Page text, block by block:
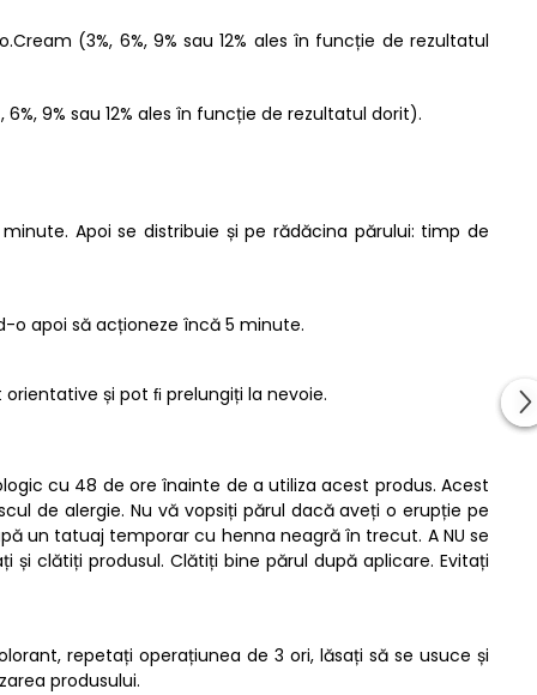
(3%, 6%, 9% sau 12% ales în funcție de rezultatul
9% sau 12% ales în funcție de rezultatul dorit).
Apoi se distribuie și pe rădăcina părului: timp de
o apoi să acționeze încă 5 minute.
și pot ﬁ prelungiți la nevoie.
cu 48 de ore înainte de a utiliza acest produs. Acest
de alergie. Nu vă vopsiți părul dacă aveți o erupție pe
un tatuaj temporar cu henna neagră în trecut. A NU se
clătiți produsul. Clătiți bine părul după aplicare. Evitați
repetați operațiunea de 3 ori, lăsați să se usuce și
produsului.